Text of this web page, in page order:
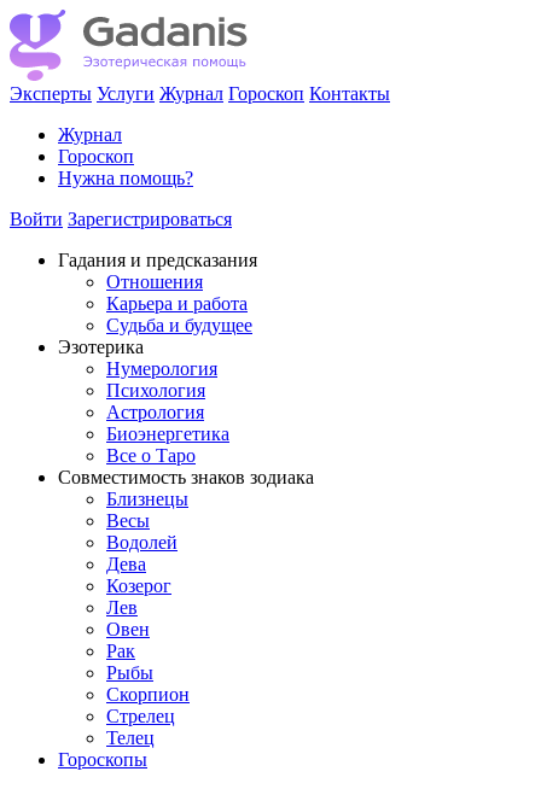
Эксперты Услуги Журнал Гороскоп Контакты
Журнал
Гороскоп
Нужна помощь?
Войти Зарегистрироваться
Гадания и предсказания
Отношения
Карьера и работа
Cудьба и будущее
Эзотерика
Нумерология
Психология
Астрология
Биоэнергетика
Все о Таро
Совместимость знаков зодиака
Близнецы
Весы
Водолей
Дева
Козерог
Лев
Овен
Рак
Рыбы
Скорпион
Стрелец
Телец
Гороскопы